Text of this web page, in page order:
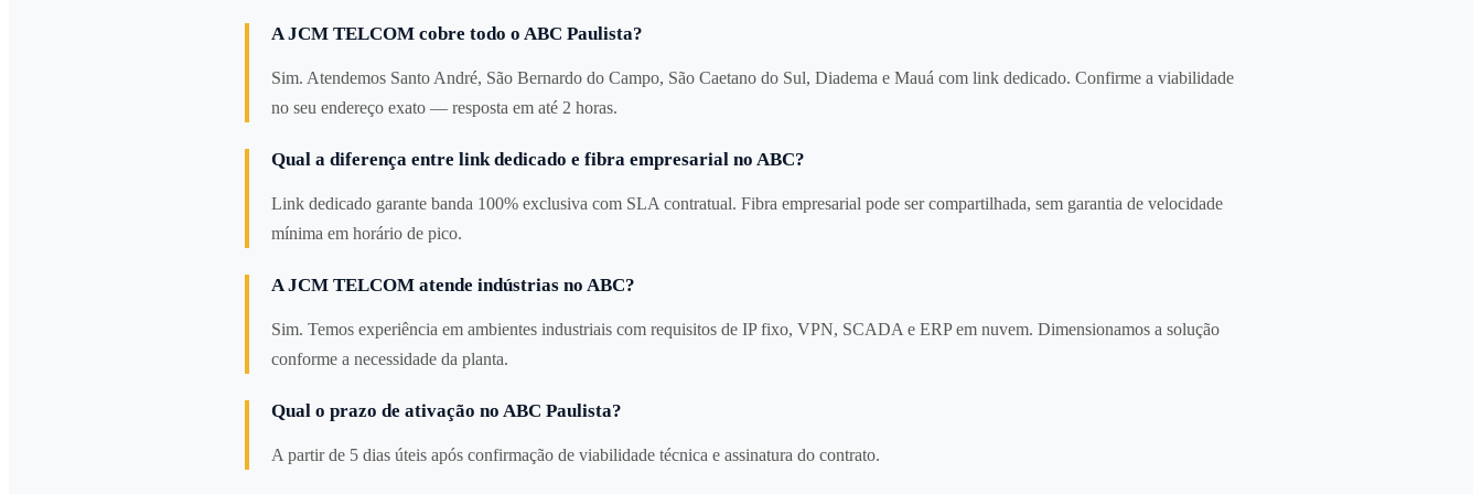
A JCM TELCOM cobre todo o ABC Paulista?
Sim. Atendemos Santo André, São Bernardo do Campo, São Caetano do Sul, Diadema e Mauá com link dedicado. Confirme a viabilidade
no seu endereço exato — resposta em até 2 horas.
Qual a diferença entre link dedicado e fibra empresarial no ABC?
Link dedicado garante banda 100% exclusiva com SLA contratual. Fibra empresarial pode ser compartilhada, sem garantia de velocidade
mínima em horário de pico.
A JCM TELCOM atende indústrias no ABC?
Sim. Temos experiência em ambientes industriais com requisitos de IP fixo, VPN, SCADA e ERP em nuvem. Dimensionamos a solução
conforme a necessidade da planta.
Qual o prazo de ativação no ABC Paulista?
A partir de 5 dias úteis após confirmação de viabilidade técnica e assinatura do contrato.